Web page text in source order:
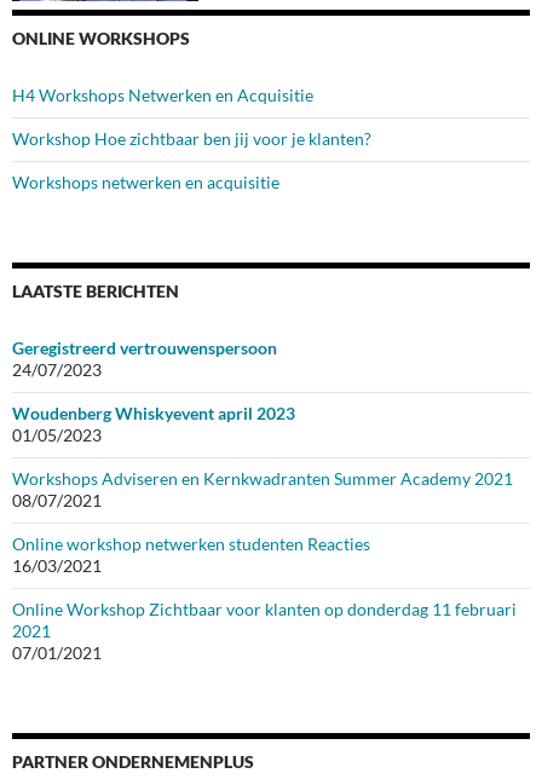
ONLINE WORKSHOPS
H4 Workshops Netwerken en Acquisitie
Workshop Hoe zichtbaar ben jij voor je klanten?
Workshops netwerken en acquisitie
LAATSTE BERICHTEN
Geregistreerd vertrouwenspersoon
24/07/2023
Woudenberg Whiskyevent april 2023
01/05/2023
Workshops Adviseren en Kernkwadranten Summer Academy 2021
08/07/2021
Online workshop netwerken studenten Reacties
16/03/2021
Online Workshop Zichtbaar voor klanten op donderdag 11 februari
2021
07/01/2021
PARTNER ONDERNEMENPLUS